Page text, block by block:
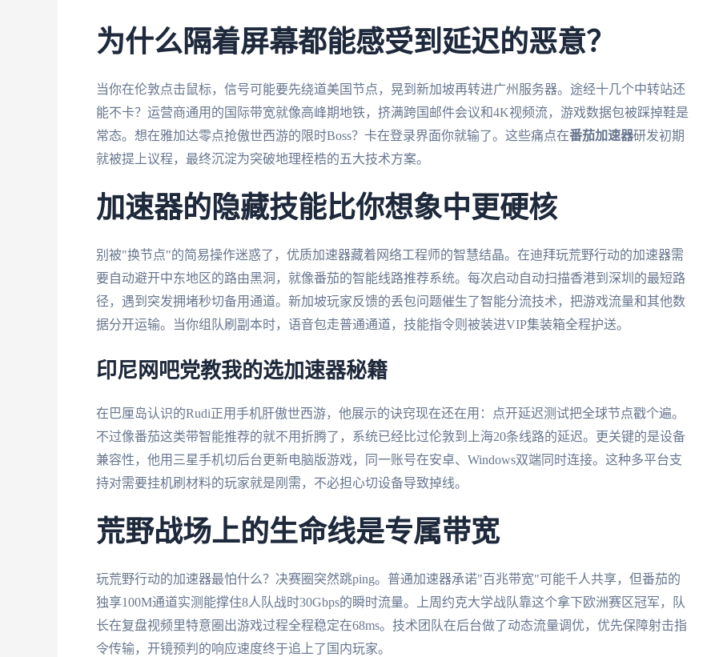
为什么隔着屏幕都能感受到延迟的恶意？
当你在伦敦点击鼠标，信号可能要先绕道美国节点，晃到新加坡再转进广州服务器。途经十几个中转站还
能不卡？运营商通用的国际带宽就像高峰期地铁，挤满跨国邮件会议和4K视频流，游戏数据包被踩掉鞋是
常态。想在雅加达零点抢傲世西游的限时Boss？卡在登录界面你就输了。这些痛点在番茄加速器研发初期
就被提上议程，最终沉淀为突破地理桎梏的五大技术方案。
加速器的隐藏技能比你想象中更硬核
别被"换节点"的简易操作迷惑了，优质加速器藏着网络工程师的智慧结晶。在迪拜玩荒野行动的加速器需
要自动避开中东地区的路由黑洞，就像番茄的智能线路推荐系统。每次启动自动扫描香港到深圳的最短路
径，遇到突发拥堵秒切备用通道。新加坡玩家反馈的丢包问题催生了智能分流技术，把游戏流量和其他数
据分开运输。当你组队刷副本时，语音包走普通通道，技能指令则被装进VIP集装箱全程护送。
印尼网吧党教我的选加速器秘籍
在巴厘岛认识的Rudi正用手机肝傲世西游，他展示的诀窍现在还在用：点开延迟测试把全球节点戳个遍。
不过像番茄这类带智能推荐的就不用折腾了，系统已经比过伦敦到上海20条线路的延迟。更关键的是设备
兼容性，他用三星手机切后台更新电脑版游戏，同一账号在安卓、Windows双端同时连接。这种多平台支
持对需要挂机刷材料的玩家就是刚需，不必担心切设备导致掉线。
荒野战场上的生命线是专属带宽
玩荒野行动的加速器最怕什么？决赛圈突然跳ping。普通加速器承诺"百兆带宽"可能千人共享，但番茄的
独享100M通道实测能撑住8人队战时30Gbps的瞬时流量。上周约克大学战队靠这个拿下欧洲赛区冠军，队
长在复盘视频里特意圈出游戏过程全程稳定在68ms。技术团队在后台做了动态流量调优，优先保障射击指
令传输，开镜预判的响应速度终于追上了国内玩家。